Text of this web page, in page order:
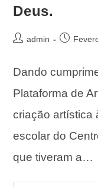
Deus.
admin
Dando
Plataforma de
criação artística
escolar do
que tiveram a…